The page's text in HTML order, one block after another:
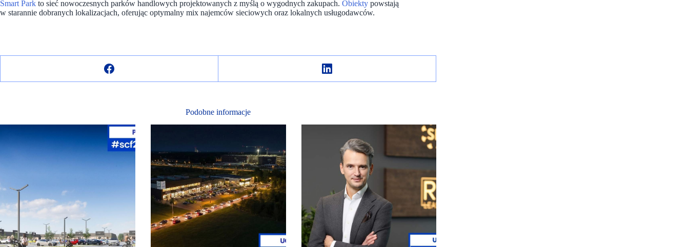
Smart Park to sieć nowoczesnych parków handlowych projektowanych z myślą o wygodnych zakupach. Obiekty powstają
w starannie dobranych lokalizacjach, oferując optymalny mix najemców sieciowych oraz lokalnych usługodawców.
Podobne informacje